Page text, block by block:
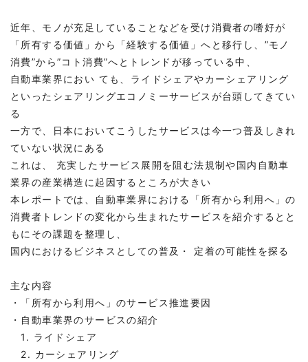
近年、モノが充足していることなどを受け消費者の嗜好が
「所有する価値」から「経験する価値」へと移行し、”モノ
消費”から”コト消費”へとトレンドが移っている中、
自動車業界におい ても、ライドシェアやカーシェアリング
といったシェアリングエコノミーサービスが台頭してきてい
る
一方で、日本においてこうしたサービスは今一つ普及しきれ
ていない状況にある
これは、 充実したサービス展開を阻む法規制や国内自動車
業界の産業構造に起因するところが大きい
本レポートでは、自動車業界における「所有から利用へ」の
消費者トレンドの変化から生まれたサービスを紹介するとと
もにその課題を整理し、
国内におけるビジネスとしての普及・ 定着の可能性を探る
主な内容
・「所有から利用へ」のサービス推進要因
・自動車業界のサービスの紹介
1. ライドシェア
2. カーシェアリング